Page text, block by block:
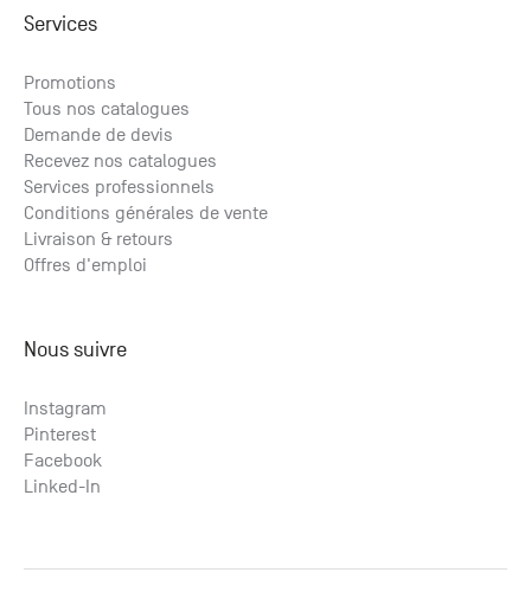
Services
Promotions
Tous nos catalogues
Demande de devis
Recevez nos catalogues
Services professionnels
Conditions générales de vente
Livraison & retours
Offres d'emploi
Nous suivre
Instagram
Pinterest
Facebook
Linked-In